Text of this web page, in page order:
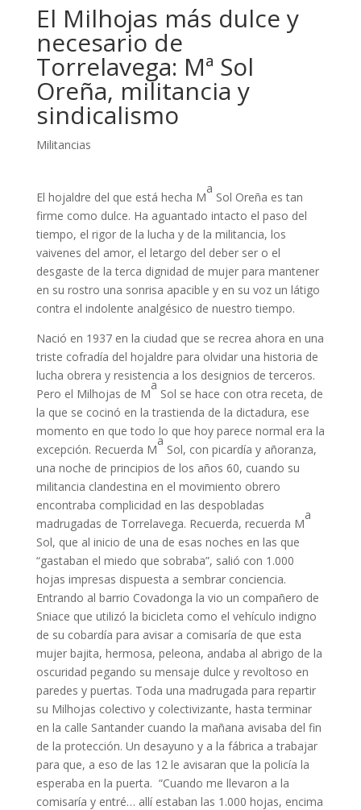
El Milhojas más dulce y
necesario de
Torrelavega: Mª Sol
Oreña, militancia y
sindicalismo
Militancias
El hojaldre del que está hecha M
a
Sol Oreña es tan
firme como dulce. Ha aguantado intacto el paso del
tiempo, el rigor de la lucha y de la militancia, los
vaivenes del amor, el letargo del deber ser o el
desgaste de la terca dignidad de mujer para mantener
en su rostro una sonrisa apacible y en su voz un látigo
contra el indolente analgésico de nuestro tiempo.
Nació en 1937 en la ciudad que se recrea ahora en una
triste cofradía del hojaldre para olvidar una historia de
lucha obrera y resistencia a los designios de terceros.
Pero el Milhojas de M
a
Sol se hace con otra receta, de
la que se cocinó en la trastienda de la dictadura, ese
momento en que todo lo que hoy parece normal era la
excepción. Recuerda M
a
Sol, con picardía y añoranza,
una noche de principios de los años 60, cuando su
militancia clandestina en el movimiento obrero
encontraba complicidad en las despobladas
madrugadas de Torrelavega. Recuerda, recuerda M
a
Sol, que al inicio de una de esas noches en las que
“gastaban el miedo que sobraba”, salió con 1.000
hojas impresas dispuesta a sembrar conciencia.
Entrando al barrio Covadonga la vio un compañero de
Sniace que utilizó la bicicleta como el vehículo indigno
de su cobardía para avisar a comisaría de que esta
mujer bajita, hermosa, peleona, andaba al abrigo de la
oscuridad pegando su mensaje dulce y revoltoso en
paredes y puertas. Toda una madrugada para repartir
su Milhojas colectivo y colectivizante, hasta terminar
en la calle Santander cuando la mañana avisaba del fin
de la protección. Un desayuno y a la fábrica a trabajar
para que, a eso de las 12 le avisaran que la policía la
esperaba en la puerta. “Cuando me llevaron a la
comisaría y entré… allí estaban las 1.000 hojas, encima